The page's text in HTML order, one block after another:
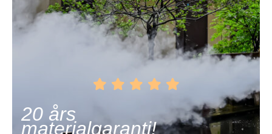
20 års
materialgaranti!